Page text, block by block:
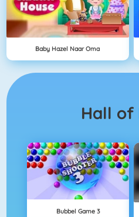
Baby Hazel Naar Oma
Hall of
Bubbel Game 3